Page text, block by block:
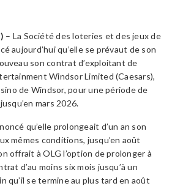
– La Société des loteries et des jeux de
aujourd’hui qu’elle se prévaut de son
son contrat d’exploitant de
Windsor Limited (Caesars),
de Windsor, pour une période de
mars 2026.
qu’elle prolongeait d’un an son
mêmes conditions, jusqu’en août
offrait à OLG l’option de prolonger à
d’au moins six mois jusqu’à un
qu’il se termine au plus tard en août